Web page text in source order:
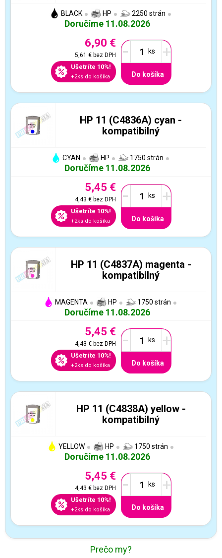
BLACK HP 2250 strán
Doručíme 11.08.2026
6,90 €
5,61 €bez DPH
Ušetríte 10%!
+2ks do košíka
- +
Do košíka
HP 11 (C4836A) cyan -
kompatibilný
CYAN HP 1750 strán
Doručíme 11.08.2026
5,45 €
4,43 €bez DPH
Ušetríte 10%!
+2ks do košíka
- +
Do košíka
HP 11 (C4837A) magenta -
kompatibilný
MAGENTA HP 1750 strán
Doručíme 11.08.2026
5,45 €
4,43 €bez DPH
Ušetríte 10%!
+2ks do košíka
- +
Do košíka
HP 11 (C4838A) yellow -
kompatibilný
YELLOW HP 1750 strán
Doručíme 11.08.2026
5,45 €
4,43 €bez DPH
Ušetríte 10%!
+2ks do košíka
- +
Do košíka
Prečo my?